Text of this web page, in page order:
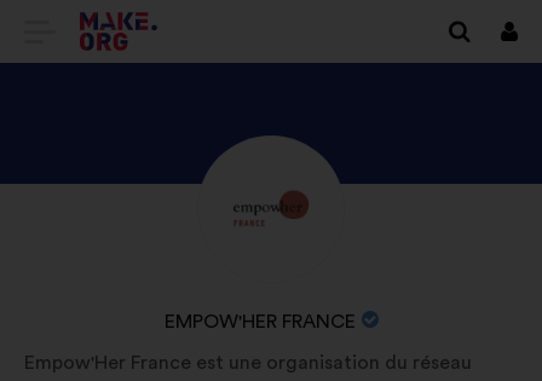
SIIRRY
KOTISIVULLE
TUTUSTU
ORGANISAATION
EMPOW'HER FRANCE
Tietoa:
Empow'Her France est une organisation du réseau